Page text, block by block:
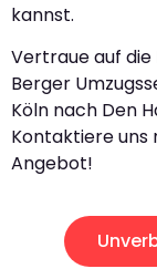
kannst.
Vertraue auf
Berger
Köln nach Den
Kontaktiere uns
Angebot!